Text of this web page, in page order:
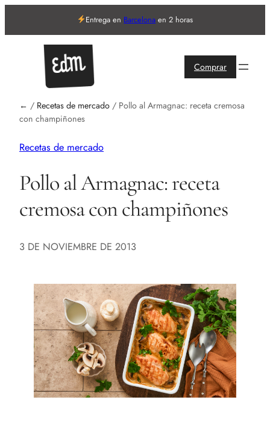
Entrega en Barcelona en 2 horas
Comprar
← / Recetas de mercado / Pollo al Armagnac: receta cremosa
con champiñones
Recetas de mercado
Pollo al Armagnac: receta
cremosa con champiñones
3 DE NOVIEMBRE DE 2013